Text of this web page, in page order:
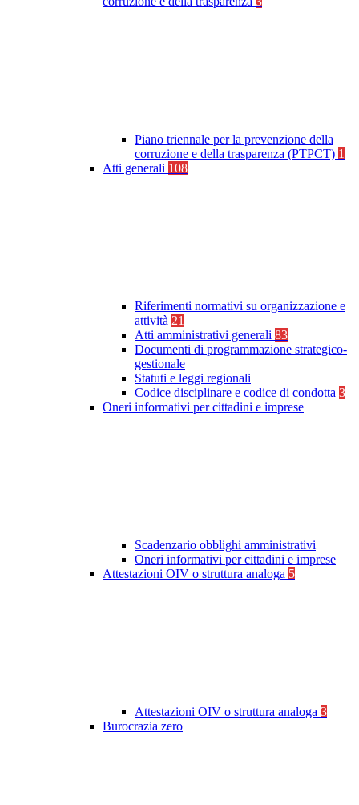
Piano triennale per la prevenzione della
corruzione e della trasparenza (PTPCT) 1
Atti generali 108
Riferimenti normativi su organizzazione e
attività 21
Atti amministrativi generali 83
Documenti di programmazione strategico-
gestionale
Statuti e leggi regionali
Codice disciplinare e codice di condotta 3
Oneri informativi per cittadini e imprese
Scadenzario obblighi amministrativi
Oneri informativi per cittadini e imprese
Attestazioni OIV o struttura analoga 5
Attestazioni OIV o struttura analoga 3
Burocrazia zero